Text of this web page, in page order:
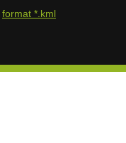
format *.kml